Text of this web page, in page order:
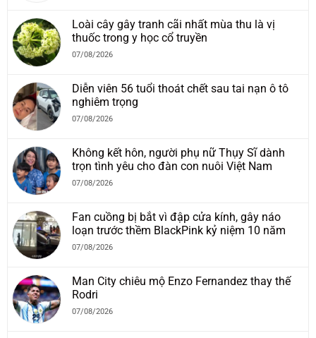
Loài cây gây tranh cãi nhất mùa thu là vị
thuốc trong y học cổ truyền
07/08/2026
Diễn viên 56 tuổi thoát chết sau tai nạn ô tô
nghiêm trọng
07/08/2026
Không kết hôn, người phụ nữ Thụy Sĩ dành
trọn tình yêu cho đàn con nuôi Việt Nam
07/08/2026
Fan cuồng bị bắt vì đập cửa kính, gây náo
loạn trước thềm BlackPink kỷ niệm 10 năm
07/08/2026
Man City chiêu mộ Enzo Fernandez thay thế
Rodri
07/08/2026